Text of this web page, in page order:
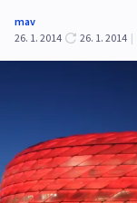
mav
26. 1. 2014
26. 1. 2014 |